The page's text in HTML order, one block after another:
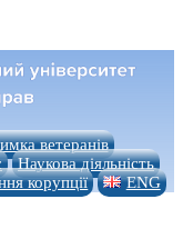
ветеранів
Наукова діяльність
корупції ENG